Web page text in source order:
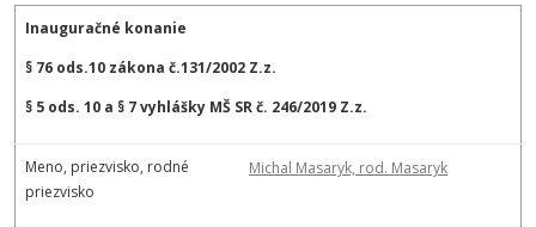
Inauguračné konanie
§ 76 ods.10 zákona č.131/2002 Z.z.
§ 5 ods. 10 a § 7 vyhlášky MŠ SR č. 246/2019 Z.z.
Meno, priezvisko, rodné
priezvisko
Michal Masaryk, rod. Masaryk